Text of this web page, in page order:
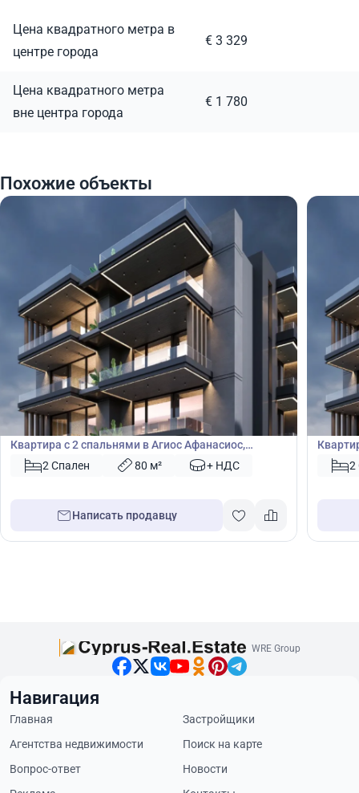
Цена квадратного метра в
центре города
€ 3 329
Цена квадратного метра
вне центра города
€ 1 780
Похожие объекты
345 000
Квартира
Квартира с 2 спальнями в Агиос Афанасиос,
Лимасол, Кипр № 48762
2 Спален 80 м² + НДС
Написать продавцу
345
2
WRE Group
Навигация
Главная
Застройщики
Агентства недвижимости
Поиск на карте
Вопрос-ответ
Новости